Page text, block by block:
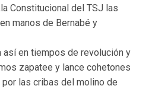
Constitucional del TSJ las
manos de Bernabé y
así en tiempos de revolución y
zapatee y lance cohetones
las cribas del molino de